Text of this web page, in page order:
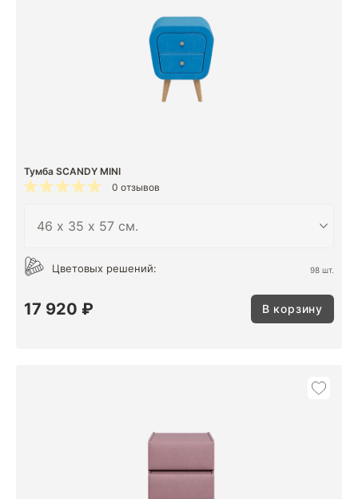
Тумба SCANDY MINI
0 отзывов
Цветовых решений: 98 шт.
17 920 ₽ В корзину